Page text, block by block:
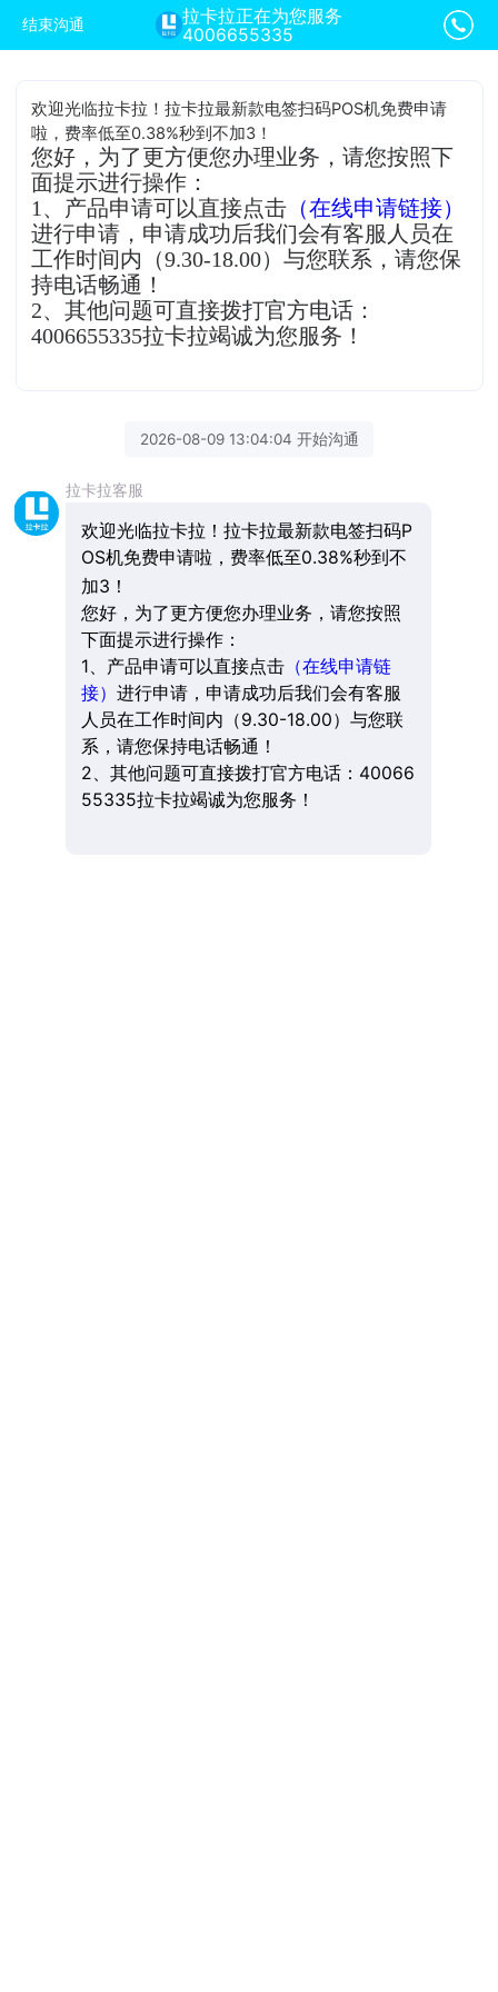
结束沟通
拉卡拉正在为您服务
4006655335
欢迎光临拉卡拉！拉卡拉最新款电签扫码POS机免费申请
啦，费率低至0.38%秒到不加3！
您好，为了更方便您办理业务，请您按照下
面提示进行操作：
1、产品申请可以直接点击 （在线申请链接）
进行申请，申请成功后我们会有客服人员在
工作时间内（9.30-18.00）与您联系，请您保
持电话畅通！
2、其他问题可直接拨打官方电话：
4006655335拉卡拉竭诚为您服务！
2026-08-09 13:04:04 开始沟通
拉卡拉客服
欢迎光临拉卡拉！拉卡拉最新款电签扫码P
OS机免费申请啦，费率低至0.38%秒到不
加3！
您好，为了更方便您办理业务，请您按照
下面提示进行操作：
1、产品申请可以直接点击（在线申请链
接） 进行申请，申请成功后我们会有客服
人员在工作时间内（9.30-18.00）与您联
系，请您保持电话畅通！
2、其他问题可直接拨打官方电话：40066
55335拉卡拉竭诚为您服务！